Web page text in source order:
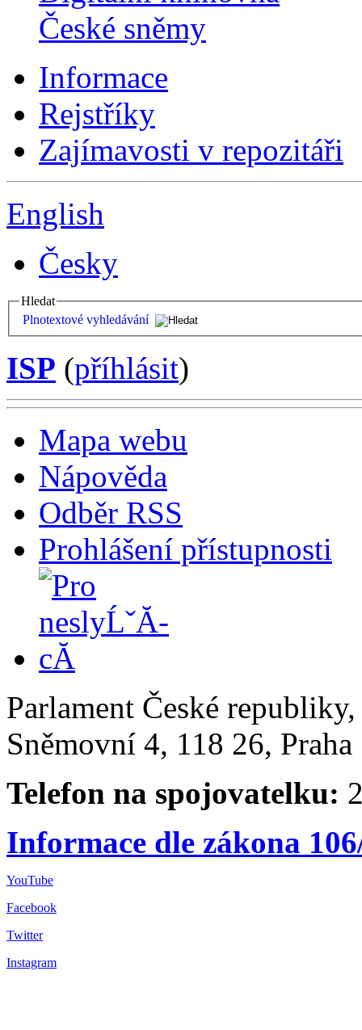
České sněmy
Informace
Rejstříky
Zajímavosti v repozitáři
English
Česky
Hledat
Plnotextové vyhledávání
ISP (příhlásit)
Mapa webu
Nápověda
Odběr RSS
Prohlášení přístupnosti
Parlament České
Sněmovní 4, 118 26,
Telefon na spojovatelku:
Informace dle zákona
YouTube
Facebook
Twitter
Instagram